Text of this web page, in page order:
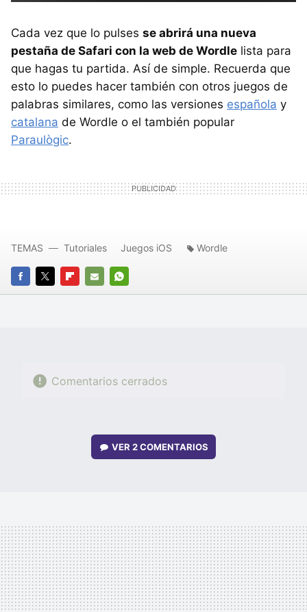
Cada vez que lo pulses se abrirá una nueva
pestaña de Safari con la web de Wordle lista para
que hagas tu partida. Así de simple. Recuerda que
esto lo puedes hacer también con otros juegos de
palabras similares, como las versiones española y
catalana de Wordle o el también popular
Paraulògic.
FACEBOOK
TWITTERFLIPBOARD
E-
WHATSAPP
TEMAS Tutoriales Juegos iOS Wordle
Comentarios cerrados
VER2 COMENTARIOS